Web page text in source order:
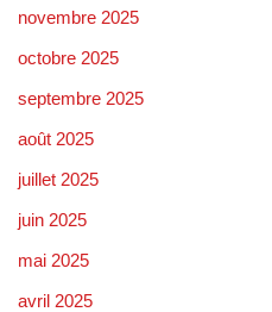
novembre 2025
octobre 2025
septembre 2025
août 2025
juillet 2025
juin 2025
mai 2025
avril 2025